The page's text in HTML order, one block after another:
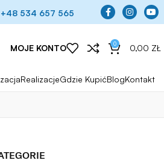
+48 534 657 565
RealizacjeGdzie KupićBlogKontakt
MOJE KONTO 0 0,00 ZŁ